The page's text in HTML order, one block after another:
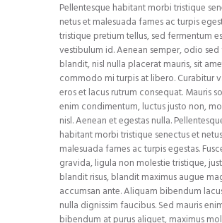
Pellentesque habitant morbi tristique
netus et malesuada fames ac turpis
tristique pretium tellus, sed fermentum
vestibulum id. Aenean semper, odio
blandit, nisl nulla placerat mauris, sit
commodo mi turpis at libero. Curabitur
eros et lacus rutrum consequat. Mauris
enim condimentum, luctus justo non,
nisl. Aenean et egestas nulla.
habitant morbi tristique senectus et
malesuada fames ac turpis egestas.
gravida, ligula non molestie tristique,
blandit risus, blandit maximus augue
accumsan ante. Aliquam bibendum
nulla dignissim faucibus. Sed mauris
bibendum at purus aliquet, maximus